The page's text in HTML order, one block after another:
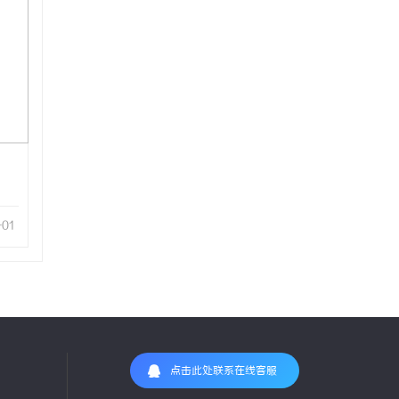
点击此处联系在线客服